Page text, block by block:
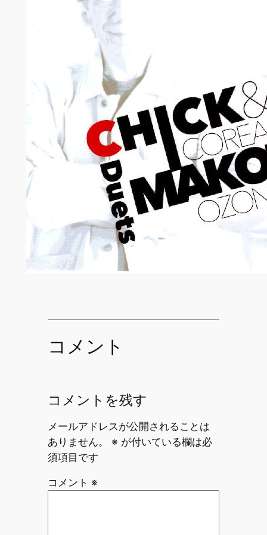
コメント
コメントを残す
メールアドレスが公開されることは
ありません。
※ が付いている欄は必
須項目です
コメント ※